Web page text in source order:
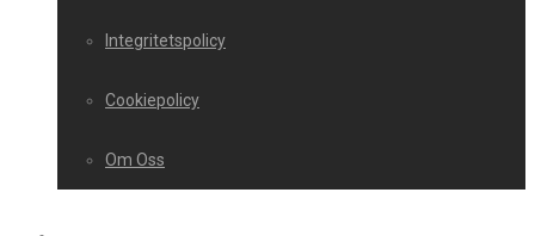
Integritetspolicy
Cookiepolicy
Om Oss